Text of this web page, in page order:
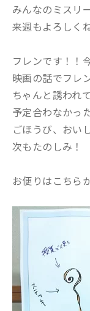
みんなのミスリ
来週もよろし
フレンです！！
映画の話でフレ
ちゃんと誘われ
予定合わなかっ
ごほうび、おい
次もたのしみ！
お便りはこちら